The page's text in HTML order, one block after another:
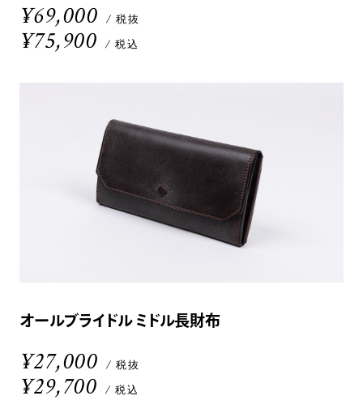
¥69,000 / 税抜
¥75,900 / 税込
オールブライドル ミドル長財布
¥27,000 / 税抜
¥29,700 / 税込